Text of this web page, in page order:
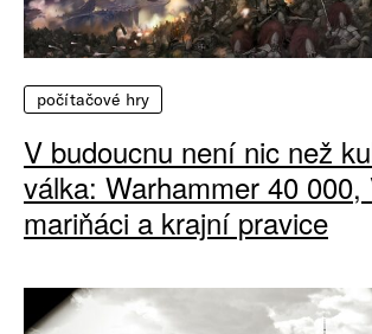
počítačové hry
V budoucnu není nic než
válka: Warhammer 40
mariňáci a krajní pravice